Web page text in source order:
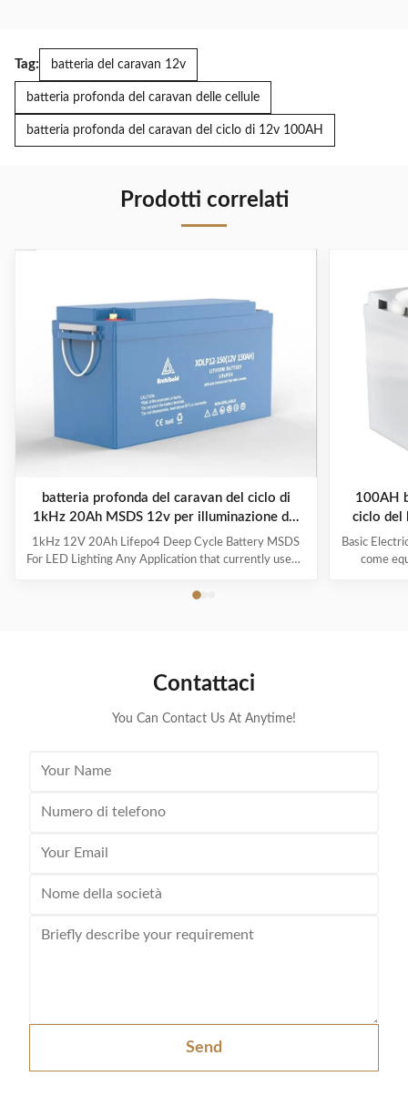
Tag: batteria del caravan 12v
batteria profonda del caravan delle cellule
batteria profonda del caravan del ciclo di 12v 100AH
Prodotti correlati
batteria profonda del caravan del ciclo di
1kHz 20Ah MSDS 12v per illuminazione del
LED
1kHz 12V 20Ah Lifepo4 Deep Cycle Battery MSDS
For LED Lighting Any Application that currently uses a
direct replacement as long as the amperage load does
Communication Stations, Surveillance Equipment can
100AH
ciclo del
Basic
come
Contattaci
You Can Contact Us At Anytime!
Send